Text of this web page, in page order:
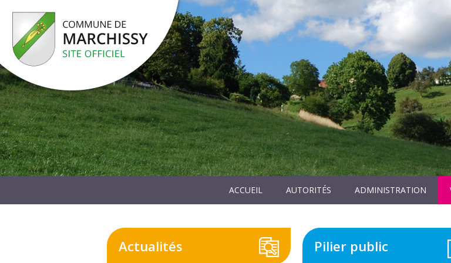
ACCUEIL AUTORITÉS ADMINISTRATION
Actualités Pilier public